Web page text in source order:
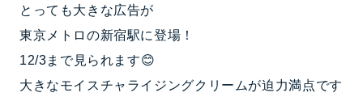
とっても大きな広告が
東京メトロの新宿駅に登場！
12/3まで見られます😊
大きなモイスチャライジングクリームが迫力満点です